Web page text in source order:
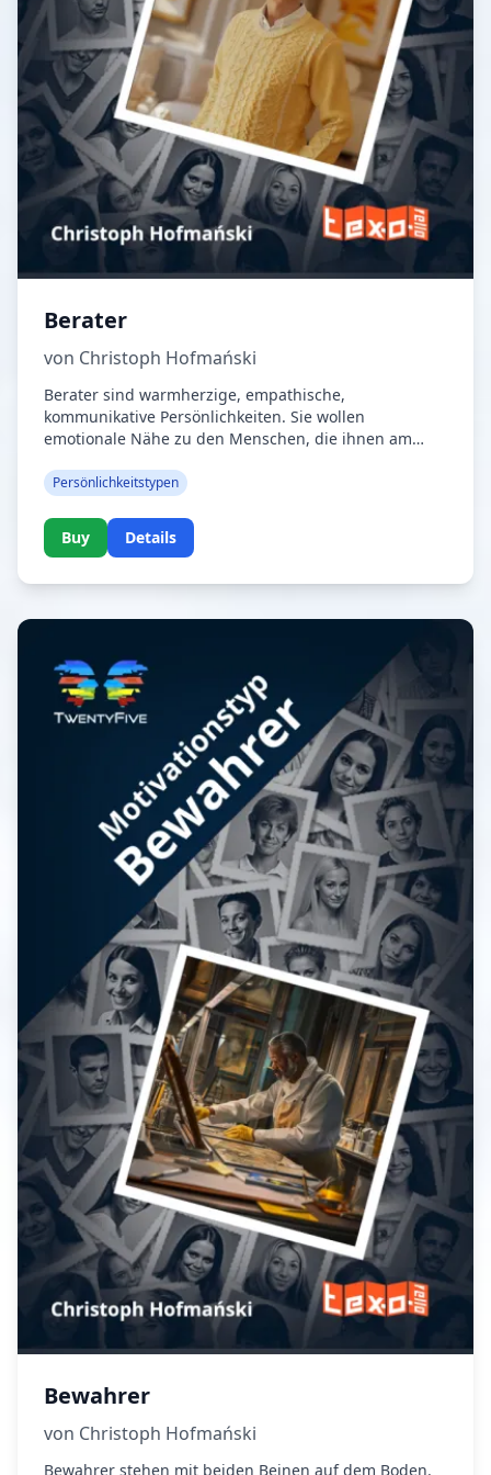
Berater
von Christoph Hofmański
Berater sind warmherzige, empathische,
kommunikative Persönlichkeiten. Sie wollen
emotionale Nähe zu den Menschen, die ihnen am
nah zu sein, sich abzustimmen und gegenseitig zu
Kommunikationsfähigkeiten und ihr ausgeprägtes
Einfühlungsvermögen. Dieses Buch will mit seinen
und sich positiv weiterzuentwickeln.
Persönlichkeitstypen
Buy Details
Bewahrer
von Christoph Hofmański
Bewahrer stehen mit beiden Beinen auf dem Boden.